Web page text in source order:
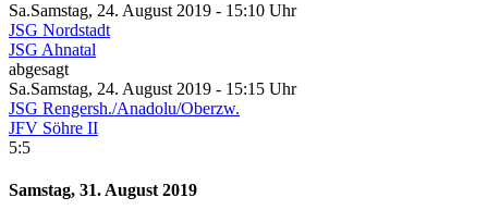
Sa.Samstag, 24. August 2019 - 15:10 Uhr
JSG Nordstadt
JSG Ahnatal
abgesagt
Sa.Samstag, 24. August 2019 - 15:15 Uhr
JSG Rengersh./Anadolu/Oberzw.
JFV Söhre II
5:5
Samstag, 31. August 2019